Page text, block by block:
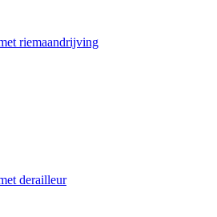
riemaandrijving
derailleur